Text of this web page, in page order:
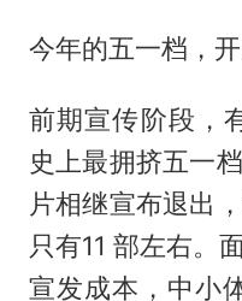
今年的五一档，
前期宣传阶段，
史上最拥挤五一
片相继宣布退出
只有11 部左右。
宣发成本，中小